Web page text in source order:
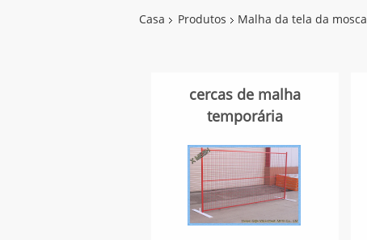
Casa Produtos Malha da tela da mosca
cercas de malha
temporária